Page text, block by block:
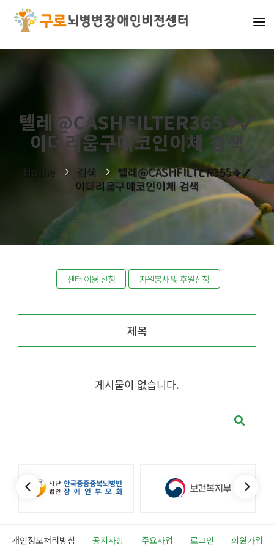
기관소개
알림마당
나눔활동
텔레@CASHFILTER365⯌✓
이더리움구매코인이체 검색
Home 검색
텔레@CASHFILTER365⯌✓
이더리움구매코인이체 검색
센터 이용 신청 자원봉사 및 후원신청
제목
게시물이 없습니다.
개인정보처리방침 공지사항 주요사업 로그인 회원가입